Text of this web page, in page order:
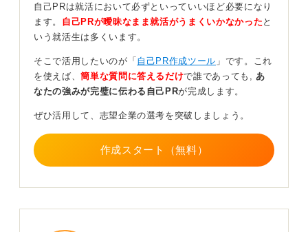
践を通じて得た学びが明確になります。
次に、深掘りした経験のなかから、自分の強みが発揮さ
結びつくのかを意識して整理します。
たとえば、「目標達成のために主体的に行動し、実際に
とで、説得力が生まれます。
さらに、インターンシップで得た成果を、できるだけ具
体的に言葉にして伝えることが大切です。
「〇〇の知識を習得し、それを活かして△△の業務に貢
自己PRは就活において必ずといっていいほど必要になり
ます。 自己PRが曖昧なまま就活がうまくいかなかった と
いう就活生は多くいます。
そこで活用したいのが「 自己PR作成ツール 」です。これ
を使えば、簡単な質問に答えるだけで誰であっても, あ
なたの強みが完璧に伝わる自己PRが完成します。
ぜひ活用して、志望企業の選考を突破しましょう。
作成スタート（無料）